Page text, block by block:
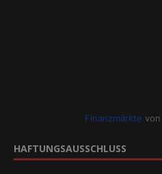
Finanzmärkte
HAFTUNGSAUSSCHLUSS